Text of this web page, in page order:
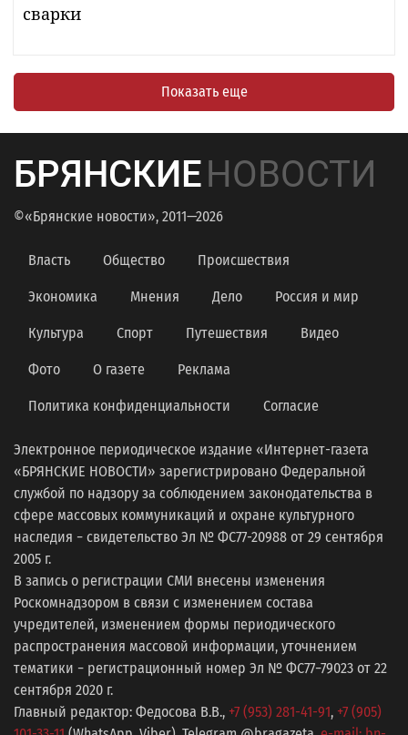
сварки
Показать еще
БРЯНСКИЕНОВОСТИ
©«Брянские новости», 2011—2026
Власть Общество Происшествия
Экономика Мнения Дело Россия и мир
Культура Спорт Путешествия Видео
Фото О газете Реклама
Политика конфиденциальности Согласие
Электронное периодическое издание «Интернет-газета
«БРЯНСКИЕ НОВОСТИ» зарегистрировано Федеральной
службой по надзору за соблюдением законодательства в
сфере массовых коммуникаций и охране культурного
наследия − свидетельство Эл № ФС77-20988 от 29 сентября
2005 г.
В запись о регистрации СМИ внесены изменения
Роскомнадзором в связи с изменением состава
учредителей, изменением формы периодического
распространения массовой информации, уточнением
тематики − регистрационный номер Эл № ФС77−79023 от 22
сентября 2020 г.
Главный редактор: Федосова В.В., +7 (953) 281-41-91, +7 (905)